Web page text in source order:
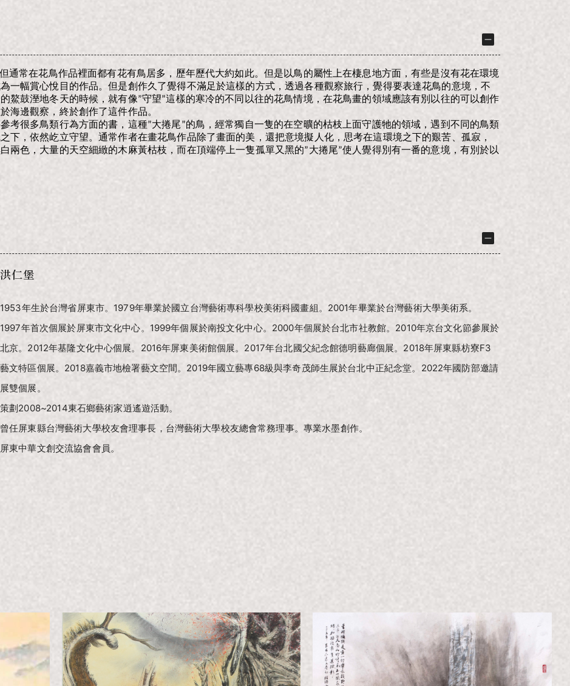
通常在花鳥作品裡面都有花有鳥居多，歷年歷代大約如此。但是以鳥的屬性上在棲息地方面，有些是沒有花在環境
一幅賞心悅目的作品。但是創作久了覺得不滿足於這樣的方式，透過各種觀察旅行，覺得要表達花鳥的意境，不
鰲鼓溼地冬天的時候，就有像”守望”這樣的寒冷的不同以往的花鳥情境，在花鳥畫的領域應該有別以往的可以創作
海邊觀察，終於創作了這件作品。
考很多鳥類行為方面的書，這種”大捲尾”的鳥，經常獨自一隻的在空曠的枯枝上面守護牠的領域，遇到不同的鳥類
下，依然屹立守望。通常作者在畫花鳥作品除了畫面的美，還把意境擬人化，思考在這環境之下的艱苦、孤寂，
兩色，大量的天空細緻的木麻黃枯枝，而在頂端停上一隻孤單又黑的”大捲尾”使人覺得別有一番的意境，有別於以
洪仁堡
1953年生於台灣省屏東市。1979年畢業於國立台灣藝術專科學校美術科國畫組。2001年畢業於台灣藝術大學美術系。
1997年首次個展於屏東市文化中心。1999年個展於南投文化中心。2000年個展於台北市社教館。2010年京台文化節參展於
北京。2012年基隆文化中心個展。2016年屏東美術館個展。2017年台北國父紀念館德明藝廊個展。2018年屏東縣枋寮F3
藝文特區個展。2018嘉義市地檢署藝文空間。2019年國立藝專68級與李奇茂師生展於台北中正紀念堂。2022年國防部邀請
展雙個展。
策劃2008~2014東石鄉藝術家逍遙遊活動。
曾任屏東縣台灣藝術大學校友會理事長，台灣藝術大學校友總會常務理事。專業水墨創作。
屏東中華文創交流協會會員。